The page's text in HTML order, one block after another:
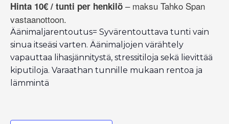
Hinta 10€ / tunti per henkilö – maksu Tahko Span
vastaanottoon.
Äänimaljarentoutus= Syvärentouttava tunti vain
sinua itseäsi varten. Äänimaljojen värähtely
vapauttaa lihasjännitystä, stressitiloja sekä lievittää
kiputiloja. Varaathan tunnille mukaan rentoa ja
lämmintä